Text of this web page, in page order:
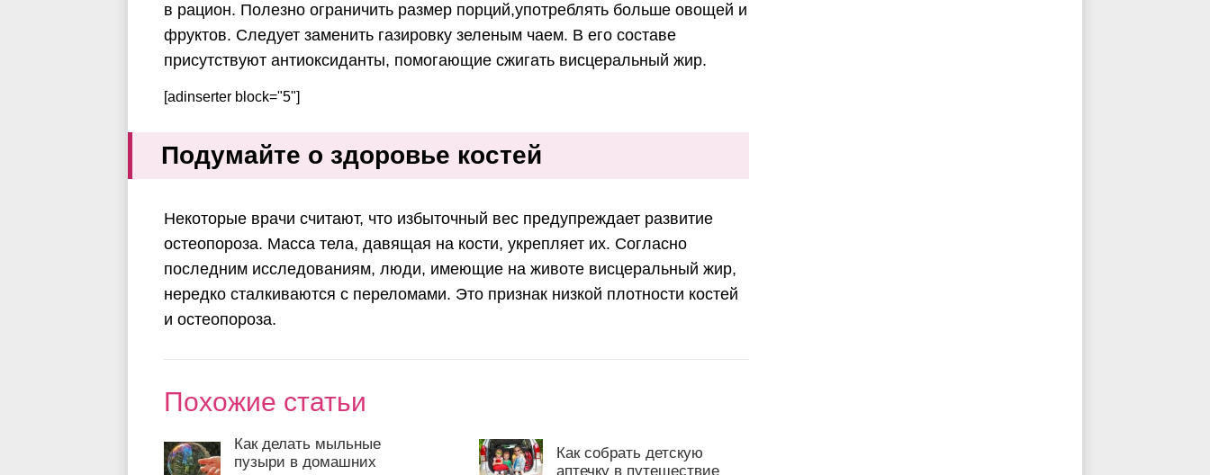
в рацион. Полезно ограничить размер порций,употреблять больше овощей и
фруктов. Следует заменить газировку зеленым чаем. В его составе
присутствуют антиоксиданты, помогающие сжигать висцеральный жир.
[adinserter block="5"]
Подумайте о здоровье костей
Некоторые врачи считают, что избыточный вес предупреждает развитие
остеопороза. Масса тела, давящая на кости, укрепляет их. Согласно
последним исследованиям, люди, имеющие на животе висцеральный жир,
нередко сталкиваются с переломами. Это признак низкой плотности костей
и остеопороза.
Похожие статьи
Как делать мыльные
пузыри в домашних
Как собрать детскую
аптечку в путешествие